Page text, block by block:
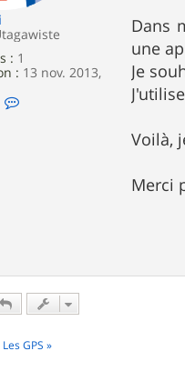
: 1
: 13 nov. 2013,
i
e
p
i
Dans
une
Je
Voilà,
Merci
GPS »